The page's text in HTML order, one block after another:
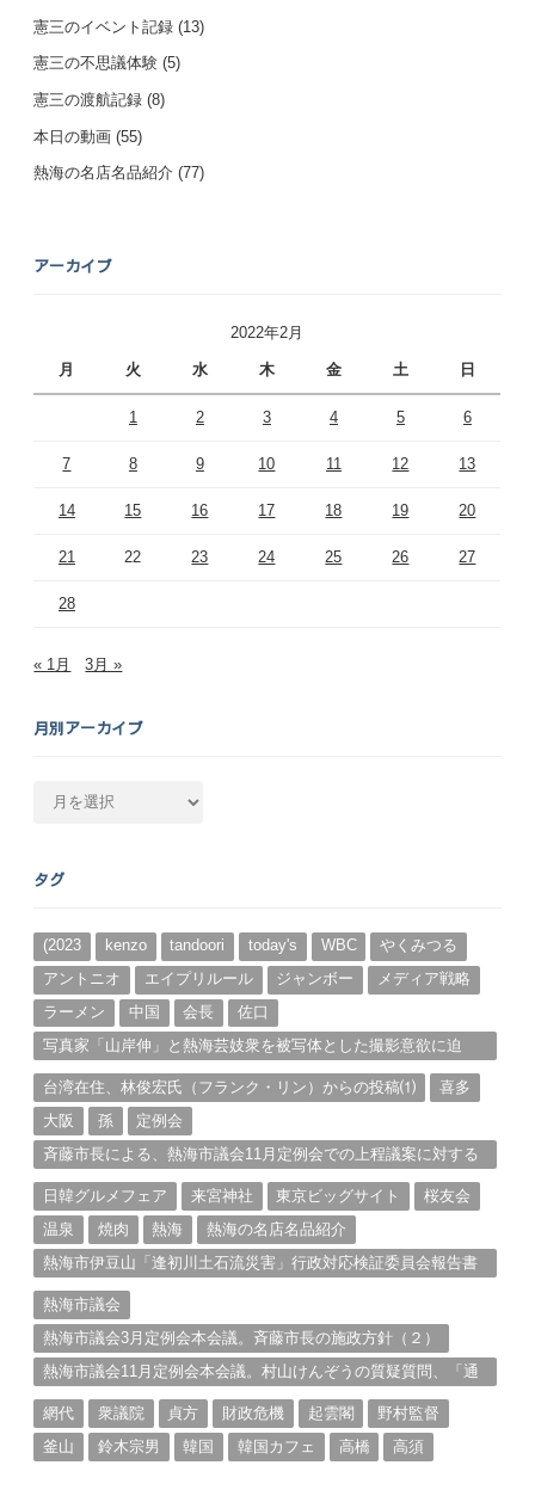
憲三のイベント記録 (13)
憲三の不思議体験 (5)
憲三の渡航記録 (8)
本日の動画 (55)
熱海の名店名品紹介 (77)
アーカイブ
2022年2月
月 火 水 木 金 土 日
1 2 3 4 5 6
7 8 9 10 11 12 13
14 15 16 17 18 19 20
21 22 23 24 25 26 27
28
« 1月 3月 »
月別アーカイブ
カ
ブ
タグ
(2023 kenzo tandoori today's WBC
やくみつる
アントニオ
エイプリルール ジャンボー
メディア戦略
ラーメン
中国 会長
佐口
写真家「山岸伸」と熱海芸妓衆を被写体とした撮影意欲に迫
台湾在住、林俊宏氏（フランク・リン）からの投稿⑴
喜多
大阪
孫
定例会
斉藤市長による、熱海市議会11月定例会での上程議案に対する
日韓グルメフェア
来宮神社 東京ビッグサイト
桜友会
温泉
焼肉 熱海
熱海の名店名品紹介
熱海市伊豆山「逢初川土石流災害」行政対応検証委員会報告書
熱海市議会
熱海市議会3月定例会本会議。斉藤市長の施政方針（２）
熱海市議会11月定例会本会議。村山けんぞうの質疑質問、「通
網代
衆議院 貞方 財政危機 起雲閣
野村監督
釜山
鈴木宗男 韓国 韓国カフェ 高橋 高須